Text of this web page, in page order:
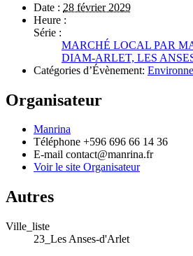
Date : 28 février 2029
Heure :
Série :
MARCHÉ LOCAL PAR
DIAM-ARLET, LES
Catégories d’Évènement:
Organisateur
Manrina
Téléphone +596 696 66 14 36
E-mail contact@manrina.fr
Voir le site Organisateur
Autres
Ville_liste
23_Les Anses-d'Arlet